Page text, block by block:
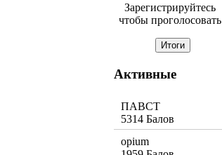
Зарегистрируйтесь
чтобы проголосовать
Активные
ПАВСТ
5314 Балов
opium